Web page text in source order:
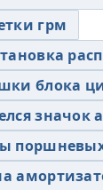
грм
блока
значок